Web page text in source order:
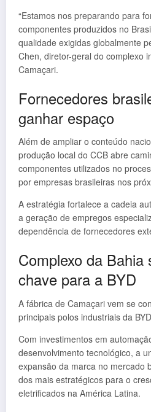
“Estamos nos preparando para
componentes produzidos no
qualidade exigidas globalmente
Chen, diretor-geral do complexo
Camaçari.
Fornecedores
ganhar espaço
Além de ampliar o conteúdo
produção local do CCB abre
componentes utilizados no
por empresas brasileiras nos
A estratégia fortalece a cadeia
a geração de empregos
dependência de fornecedores
Complexo da Bahia
chave para a BYD
A fábrica de Camaçari vem se
principais polos industriais da
Com investimentos em
desenvolvimento tecnológico, a
expansão da marca no mercado
dos mais estratégicos para o
eletrificados na América Latina.